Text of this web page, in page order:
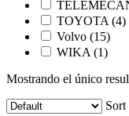
TOYOTA (4)
Volvo (15)
WIKA (1)
Mostrando el único
Sort